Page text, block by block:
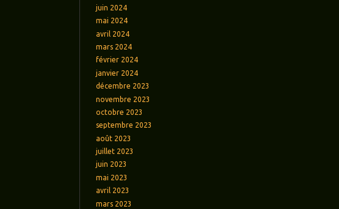
juin 2024
mai 2024
avril 2024
mars 2024
février 2024
janvier 2024
décembre 2023
novembre 2023
octobre 2023
septembre 2023
août 2023
juillet 2023
juin 2023
mai 2023
avril 2023
mars 2023